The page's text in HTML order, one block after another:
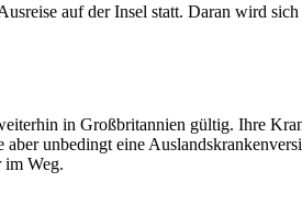
auf der Insel statt. Daran wird
in Großbritannien gültig. Ihre
unbedingt eine
im Weg.